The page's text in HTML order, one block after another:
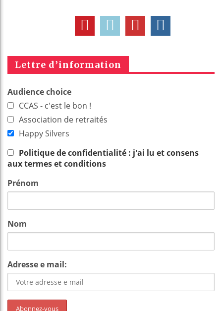
Lettre d’information
Audience choice
CCAS - c'est le bon !
Association de retraités
Happy Silvers
Politique de confidentialité : j'ai lu et consens
aux termes et conditions
Prénom
Nom
Adresse e mail: